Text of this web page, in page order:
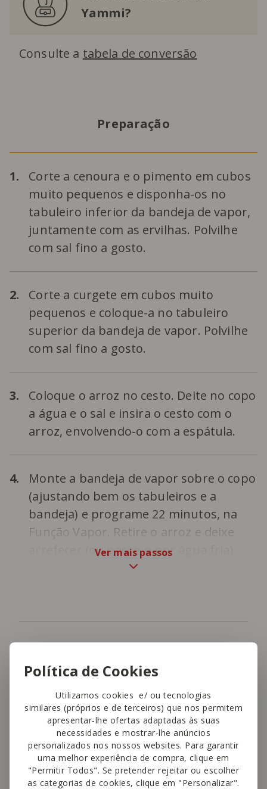
Política de Cookies
Utilizamos cookies e/ ou tecnologias
similares (próprios e de terceiros) que nos permitem
apresentar-lhe ofertas adaptadas às suas
necessidades e mostrar-lhe anúncios
personalizados nos nossos websites. Para garantir
uma melhor experiência de compra, clique em
"Permitir Todos". Se pretender rejeitar ou escolher
as categorias de cookies, clique em "Personalizar".
Yammi?
Consulte a tabela de conversão
Preparação
1.
Corte a cenoura e o pimento em cubos
muito pequenos e disponha-os no
tabuleiro inferior da bandeja de vapor,
juntamente com as ervilhas. Polvilhe
com sal fino a gosto.
2.
Corte a curgete em cubos muito
pequenos e coloque-a no tabuleiro
superior da bandeja de vapor. Polvilhe
com sal fino a gosto.
3.
Coloque o arroz no cesto. Deite no copo
a água e o sal e insira o cesto com o
arroz, envolvendo-o com a espátula.
4.
Monte a bandeja de vapor sobre o copo
(ajustando bem os tabuleiros e a
bandeja) e programe 22 minutos, na
Função Vapor. Retire o arroz e deixe
arrefecer (ou passe-o por água fria).
Ver mais passos
Conte-nos o que achou!
Avalie esta receita
4,5
This site is protected by reCAPTCHA and the Google